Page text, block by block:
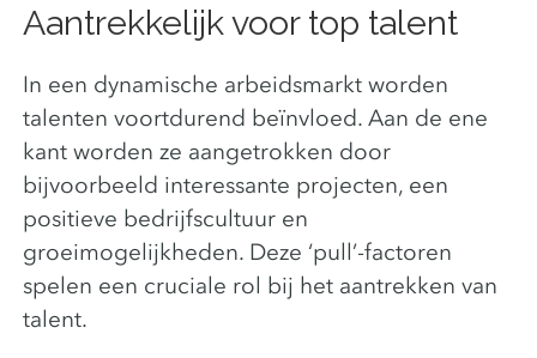
Aantrekkelijk voor top talent
In een dynamische arbeidsmarkt worden
talenten voortdurend beïnvloed. Aan de ene
kant worden ze aangetrokken door
bijvoorbeeld interessante projecten, een
positieve bedrijfscultuur en
groeimogelijkheden. Deze ‘pull’-factoren
spelen een cruciale rol bij het aantrekken van
talent.